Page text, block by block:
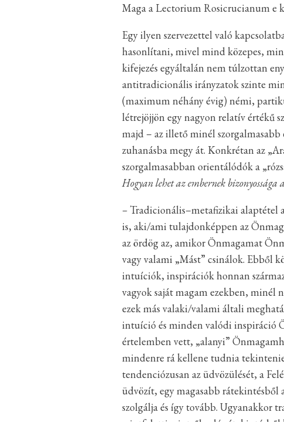
Maga a Lectorium Rosicrucianum e
Egy ilyen szervezettel való
hasonlítani, mivel mind közepes,
kifejezés egyáltalán nem túlzottan
antitradicionális irányzatok szinte
(maximum néhány évig) némi,
létrejöjjön egy nagyon relatív értékű
majd – az illető minél
zuhanásba megy át. Konkrétan az
szorgalmasabban orientálódók a
Hogyan lehet az embernek
– Tradicionális–metafizikai alaptétel
is, aki/ami tulajdonképpen az
az ördög az, amikor Önmagamat
vagy valami „Mást” csinálok. Ebből
intuíciók, inspirációk honnan
vagyok saját magam ezekben, minél
ezek más valaki/valami általi
intuíció és minden valódi inspiráció
értelemben vett, „alanyi”
mindenre rá kellene tudnia
tendenciózusan az üdvözülését, a
üdvözít, egy magasabb rátekintésből
szolgálja és így tovább. Ugyanakkor